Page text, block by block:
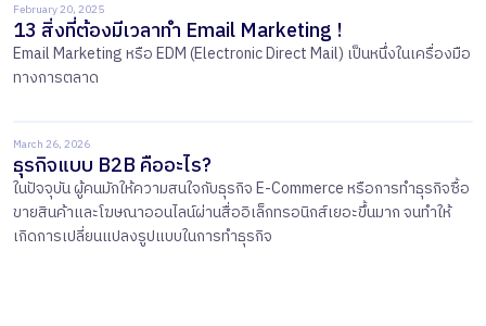
February 20, 2025
13 สิ่งที่ต้องมีเวลาทำ Email Marketing !
Email Marketing หรือ EDM (Electronic Direct Mail) เป็นหนึ่งในเครื่องมือ
ทางการตลาด
March 26, 2026
ธุรกิจแบบ B2B คืออะไร?
ในปัจจุบัน ผู้คนมักให้ความสนใจกับธุรกิจ E-Commerce หรือการทำธุรกิจซื้อ
ขายสินค้าและโฆษณาออนไลน์ผ่านสื่ออิเล็กทรอนิกส์เยอะขึ้นมาก จนทำให้
เกิดการเปลี่ยนแปลงรูปแบบในการทำธุรกิจ